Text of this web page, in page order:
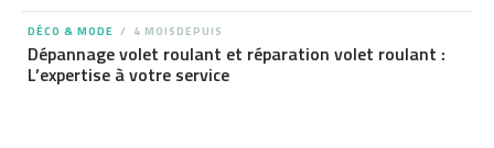
DÉCO & MODE 4 MOISDEPUIS
Dépannage volet roulant et réparation volet roulant :
L’expertise à votre service